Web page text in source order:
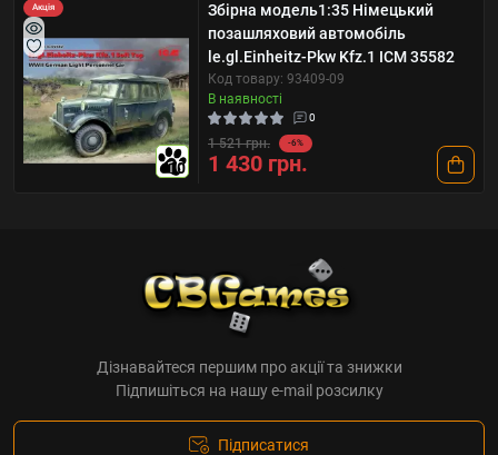
Акція
10
Збірна модель1:35 Німецький
позашляховий автомобіль
le.gl.Einheitz-Pkw Kfz.1 ICM 35582
Код товару: 93409-09
В наявності
0
1 521 грн. -6%
1 430 грн.
Дізнавайтеся першим про акції та знижки
Підпишіться на нашу e-mail розсилку
Підписатися